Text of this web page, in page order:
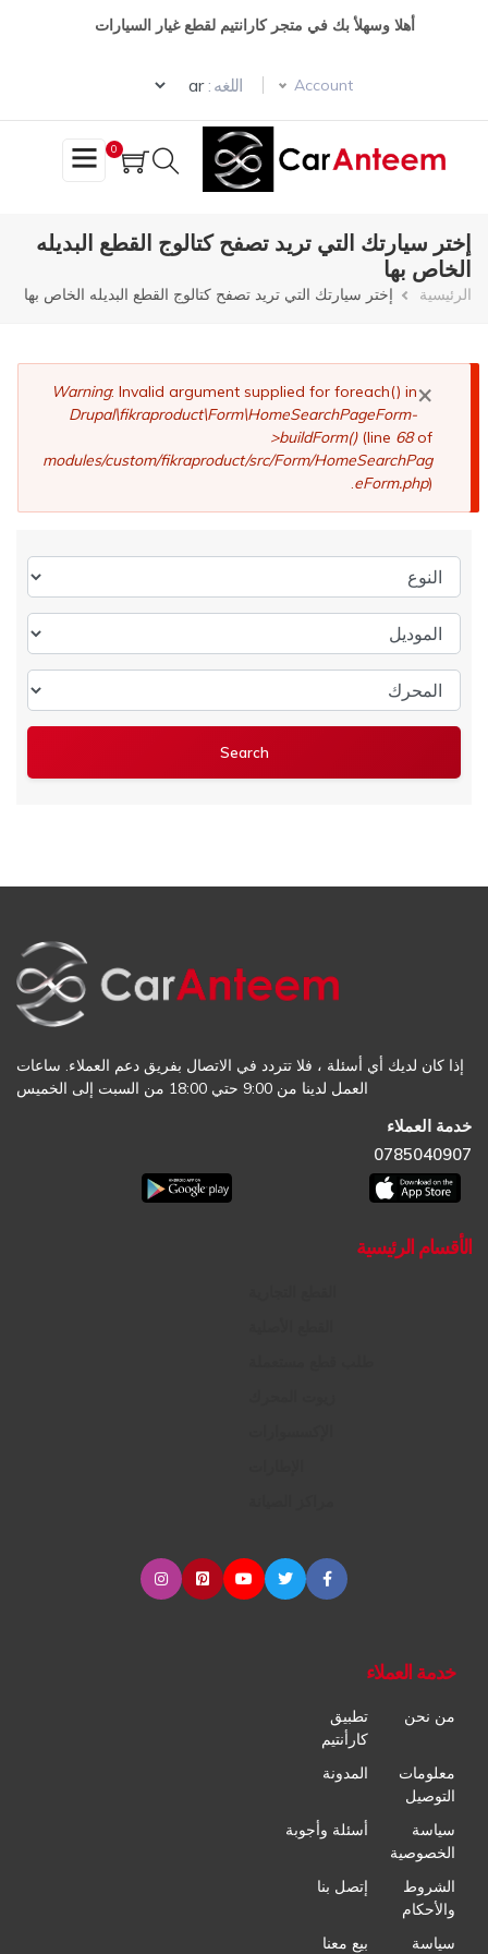
أهلا وسهلأ بك في متجر كارانتيم لقطع غيار السيارات
Account اللغه :
Select your language
0
إختر سيارتك التي تريد تصفح كتالوج القطع البديله
الخاص بها
مسار
الرئيسية إختر سيارتك التي تريد تصفح كتالوج القطع البديله الخاص بها
×
رسالة
الخطأ
Warning: Invalid argument supplied for foreach() in
Drupal\fikraproduct\Form\HomeSearchPageForm-
>buildForm()(line 68of
modules/custom/fikraproduct/src/Form/HomeSearchPag
eForm.php).
النوع
الموديل
المحرك
إذا كان لديك أي أسئلة ، فلا تتردد في الاتصال بفريق دعم العملاء. ساعات
العمل لدينا من 9:00 حتي 18:00 من السبت إلى الخميس
خدمة العملاء
0785040907
الأقسام الرئيسية
خدمة العملاء
من نحن
تطبيق
كارأنتيم
معلومات
التوصيل
المدونة
سياسة
الخصوصية
أسئلة وأجوبة
الشروط
والأحكام
إتصل بنا
سياسة بيع معنا